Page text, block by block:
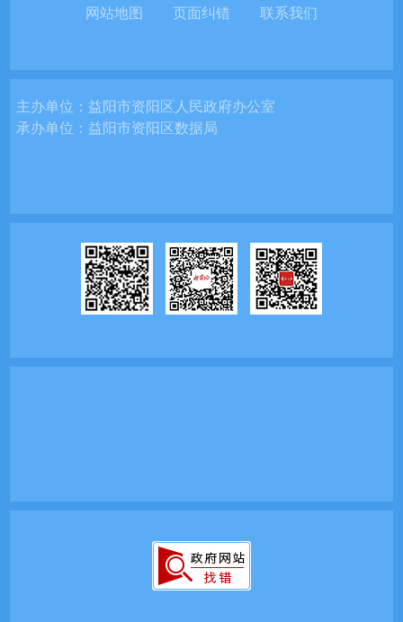
网站地图 页面纠错 联系我们
主办单位：益阳市资阳区人民政府办公室
承办单位：益阳市资阳区数据局